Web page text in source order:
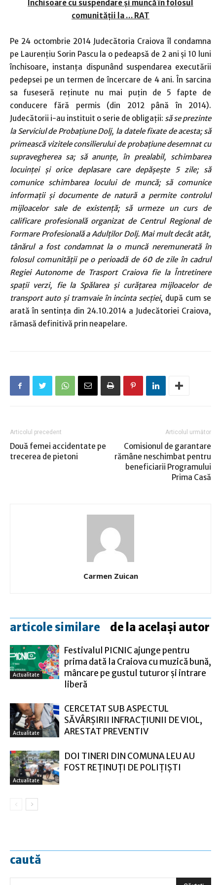
Închisoare cu suspendare şi muncă în folosul
comunităţii la … RAT
Pe 24 octombrie 2014 Judecătoria Craiova îl condamna
pe Laurenţiu Sorin Pascu la o pedeapsă de 2 ani şi 10 luni
închisoare, instanţa dispunând suspendarea executării
pedepsei pe un termen de încercare de 4 ani. În sarcina
sa fuseseră reţinute nu mai puţin de 5 fapte de
conducere fără permis (din 2012 până în 2014).
Judecătorii i-au instituit o serie de obligaţii: să se prezinte
la Serviciul de Probaţiune Dolj, la datele fixate de acesta; să
primească vizitele consilierului de probaţiune desemnat cu
supravegherea sa; să anunţe, în prealabil, schimbarea
locuinţei şi orice deplasare care depăşeşte 5 zile; să
comunice schimbarea locului de muncă; să comunice
informaţii şi documente de natură a permite controlul
mijloacelor sale de existenţă; să urmeze un curs de
calificare profesională organizat de Centrul Regional de
Formare Profesională a Adulţilor Dolj. Mai mult decât atât,
tânărul a fost condamnat la o muncă neremunerată în
folosul comunităţii pe o perioadă de 60 de zile în cadrul
Regiei Autonome de Trasport Craiova fie la Întretinere
spaţii verzi, fie la Spălarea şi curăţarea mijloacelor de
transport auto şi tramvaie în incinta secţiei, după cum se
arată în sentinţa din 24.10.2014 a Judecătoriei Craiova,
rămasă definitivă prin neapelare.
Articolul precedent
Două femei accidentate pe
trecerea de pietoni
Articolul următor
Comisionul de garantare
rămâne neschimbat pentru
beneficiarii Programului
Prima Casă
Carmen Zuican
articole similare de la același autor
Actualitate
Festivalul PICNIC ajunge pentru
prima dată la Craiova cu muzică bună,
mâncare pe gustul tuturor și intrare
liberă
Actualitate
CERCETAT SUB ASPECTUL
SĂVÂRŞIRII INFRACŢIUNII DE VIOL,
ARESTAT PREVENTIV
Actualitate
DOI TINERI DIN COMUNA LEU AU
FOST REȚINUȚI DE POLIȚIȘTI
caută